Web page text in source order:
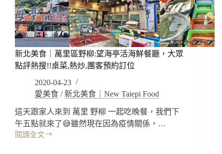
高
貴
不
貴，
融
合
各
創
意
手
作
新北美食｜萬里區野柳:望海亭活海鮮餐廳，大眾
點評熱搜!!桌菜,熱炒,團客預約訂位
2020-04-23
愛美食 /新北美食｜New Taiepi Food
這天跟家人來到 萬里 野柳 一起吃晚餐，我們下
午五點就來了😅雖然現在因為疫情關係，…
閱讀全文
新